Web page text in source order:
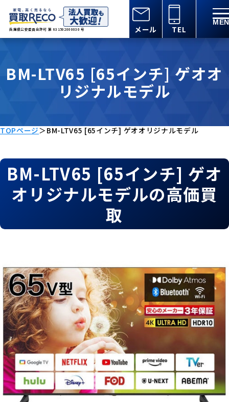
兵庫県公安委員会許可 第 631502000030 号 メール TEL
BM-LTV65 [65インチ] ゲオオ
リジナルモデル
TOPページ＞ BM-LTV65 [65インチ] ゲオオリジナルモデル
BM-LTV65 [65インチ] ゲオ
オリジナルモデルの高価買
取